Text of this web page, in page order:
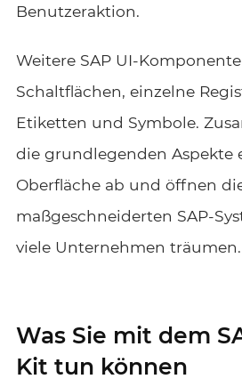
Benutzeraktion.
Weitere SAP UI-
Schaltflächen, einzelne
Etiketten und Symbole.
die grundlegenden Aspekte
Oberfläche ab und öffnen
maßgeschneiderten SAP-
viele Unternehmen träumen.
Was Sie mit dem
Kit tun können